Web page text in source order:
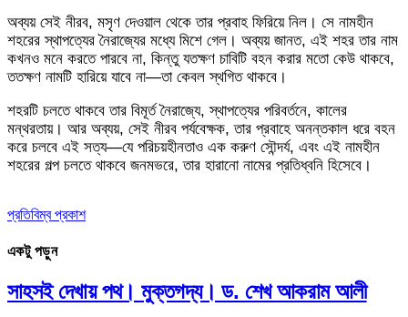
​অব্যয় সেই নীরব, মসৃণ দেওয়াল থেকে তার প্রবাহ ফিরিয়ে নিল। সে নামহীন
শহরের স্থাপত্যের নৈরাজ্যের মধ্যে মিশে গেল। অব্যয় জানত, এই শহর তার নাম
কখনও মনে করতে পারবে না, কিন্তু যতক্ষণ চাবিটি বহন করার মতো কেউ থাকবে,
ততক্ষণ নামটি হারিয়ে যাবে না—তা কেবল স্থগিত থাকবে।
​শহরটি চলতে থাকবে তার বিমূর্ত নৈরাজ্যে, স্থাপত্যের পরিবর্তনে, কালের
মন্থরতায়। আর অব্যয়, সেই নীরব পর্যবেক্ষক, তার প্রবাহে অনন্তকাল ধরে বহন
করে চলবে এই সত্য—যে পরিচয়হীনতাও এক করুণ সৌন্দর্য, এবং এই নামহীন
শহরের গল্প চলতে থাকবে জনমভরে, তার হারানো নামের প্রতিধ্বনি হিসেবে।
প্রতিবিম্ব প্রকাশ
একটু পড়ুন
সাহসই দেখায় পথ। মুক্তগদ্য। ড. শেখ আকরাম আলী